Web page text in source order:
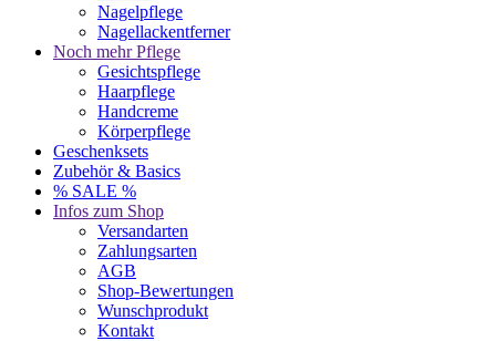
Nagelpflege
Nagellackentferner
Noch mehr Pflege
Gesichtspflege
Haarpflege
Handcreme
Körperpflege
Geschenksets
Zubehör & Basics
% SALE %
Infos zum Shop
Versandarten
Zahlungsarten
AGB
Shop-Bewertungen
Wunschprodukt
Kontakt